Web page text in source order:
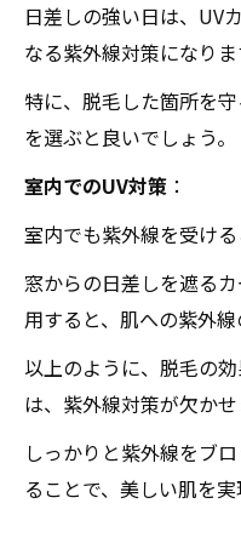
日差しの強い日は、UV
なる紫外線対策になりま
特に、脱毛した箇所を
を選ぶと良いでしょう。
室内でのUV対策 ：
室内でも紫外線を受ける
窓からの日差しを遮る
用すると、肌への紫外線
以上のように、脱毛の
は、紫外線対策が欠かせ
しっかりと紫外線をブ
ることで、美しい肌を実